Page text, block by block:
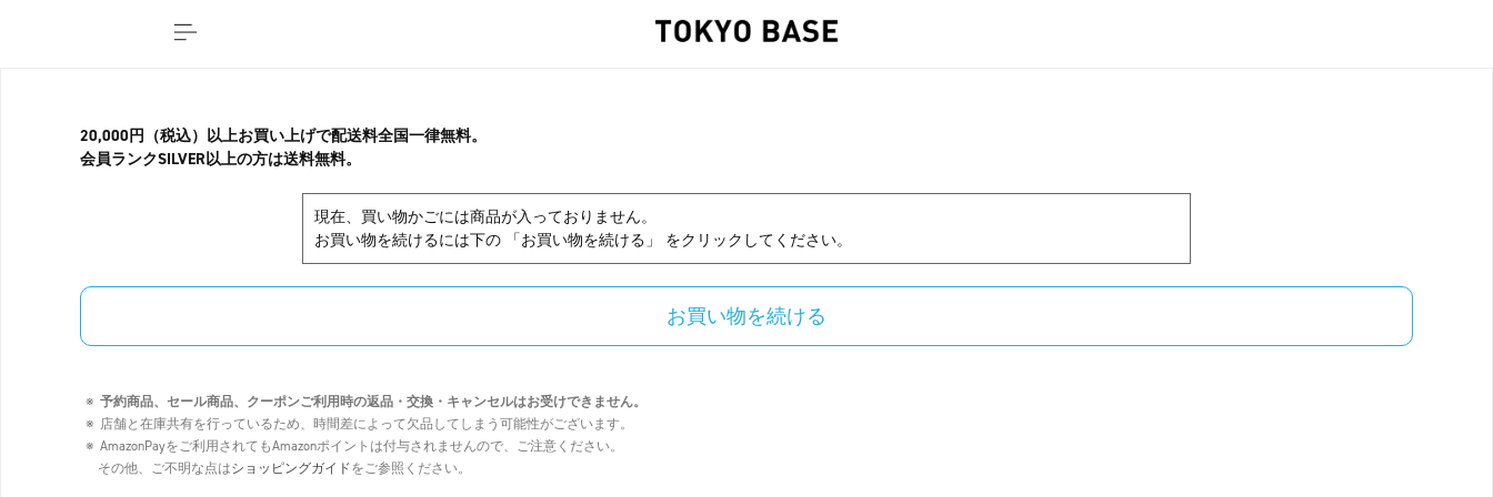
20,000円（税込）以上お買い上げで配送料全国一律無料。
会員ランクSILVER以上の方は送料無料。
現在、買い物かごには商品が入っておりません。
お買い物を続けるには下の 「お買い物を続ける」 をクリックしてください。
予約商品、セール商品、クーポンご利用時の返品・交換・キャンセルはお受けできません。
店舗と在庫共有を行っているため、時間差によって欠品してしまう可能性がございます。
AmazonPayをご利用されてもAmazonポイントは付与されませんので、ご注意ください。
その他、ご不明な点はショッピングガイドをご参照ください。